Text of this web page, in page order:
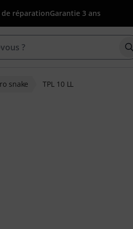
de réparationGarantie 3 ans
snake TPL 10 LL